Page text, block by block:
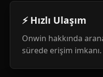
⚡ Hızlı Ulaşım
Onwin hakkında
sürede erişim imkanı.